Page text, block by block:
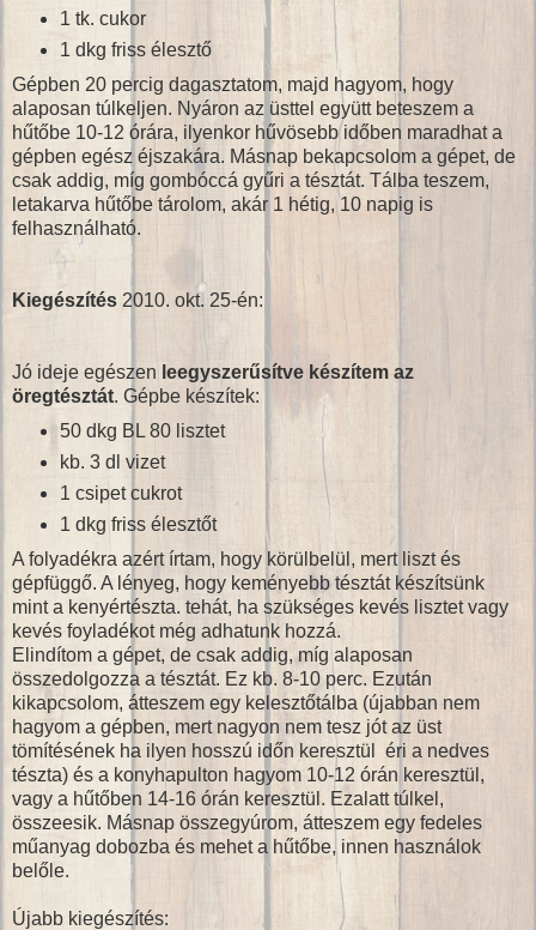
1 tk. cukor
1 dkg friss élesztő
Gépben 20 percig dagasztatom, majd hagyom, hogy
alaposan túlkeljen. Nyáron az üsttel együtt beteszem a
hűtőbe 10-12 órára, ilyenkor hűvösebb időben maradhat a
gépben egész éjszakára. Másnap bekapcsolom a gépet, de
csak addig, míg gombóccá gyűri a tésztát. Tálba teszem,
letakarva hűtőbe tárolom, akár 1 hétig, 10 napig is
felhasználható.
Kiegészítés 2010. okt. 25-én:
Jó ideje egészen leegyszerűsítve készítem az
öregtésztát. Gépbe készítek:
50 dkg BL 80 lisztet
kb. 3 dl vizet
1 csipet cukrot
1 dkg friss élesztőt
A folyadékra azért írtam, hogy körülbelül, mert liszt és
gépfüggő. A lényeg, hogy keményebb tésztát készítsünk
mint a kenyértészta. tehát, ha szükséges kevés lisztet vagy
kevés foyladékot még adhatunk hozzá.
Elindítom a gépet, de csak addig, míg alaposan
összedolgozza a tésztát. Ez kb. 8-10 perc. Ezután
kikapcsolom, átteszem egy kelesztőtálba (újabban nem
hagyom a gépben, mert nagyon nem tesz jót az üst
tömítésének ha ilyen hosszú időn keresztül éri a nedves
tészta) és a konyhapulton hagyom 10-12 órán keresztül,
vagy a hűtőben 14-16 órán keresztül. Ezalatt túlkel,
összeesik. Másnap összegyúrom, átteszem egy fedeles
műanyag dobozba és mehet a hűtőbe, innen használok
belőle.
Újabb kiegészítés: